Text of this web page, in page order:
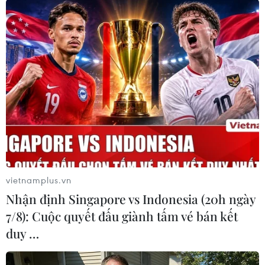
Theo dõi VietnamPlus
TIN LIÊN QUAN
vietnamplus.vn
Nhận định Singapore vs Indonesia (20h ngày
7/8): Cuộc quyết đấu giành tấm vé bán kết
duy …